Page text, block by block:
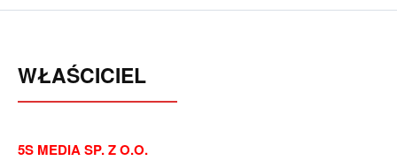
WŁAŚCICIEL
5S MEDIA SP. Z O.O.